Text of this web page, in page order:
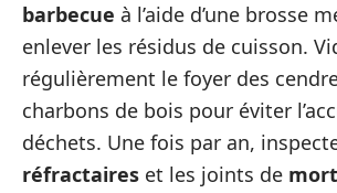
barbecue à l’aide d’une brosse
enlever les résidus de cuisson.
régulièrement le foyer des
charbons de bois pour éviter
déchets. Une fois par an,
réfractaires et les joints de